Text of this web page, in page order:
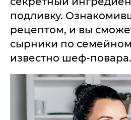
подливку.
рецептом, и вы
сырники по
известно шеф-повара.